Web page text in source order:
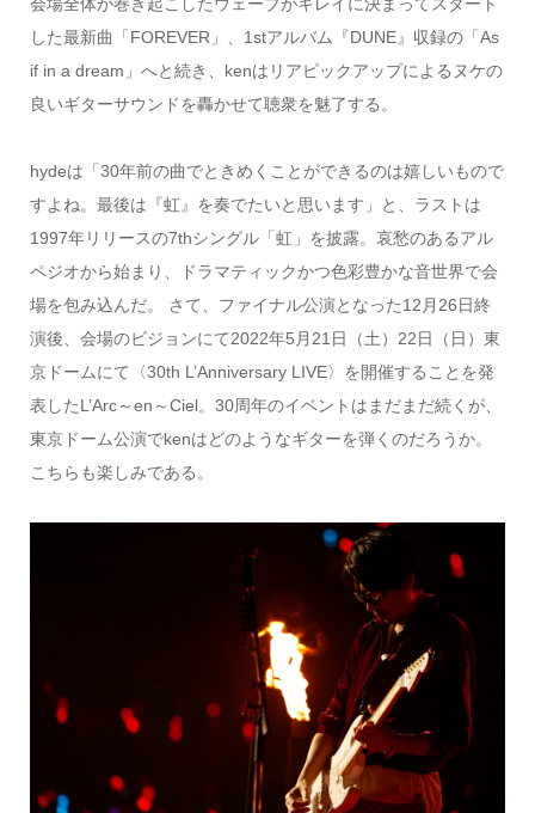
した最新曲「FOREVER」、1stアルバム『DUNE』収録の「As
if in a dream」へと続き、kenはリアピックアップによるヌケの
良いギターサウンドを轟かせて聴衆を魅了する。
hydeは「30年前の曲でときめくことができるのは嬉しいもので
すよね。最後は『虹』を奏でたいと思います」と、ラストは
1997年リリースの7thシングル「虹」を披露。哀愁のあるアル
ペジオから始まり、ドラマティックかつ色彩豊かな音世界で会
場を包み込んだ。 さて、ファイナル公演となった12月26日終
演後、会場のビジョンにて2022年5月21日（土）22日（日）東
京ドームにて〈30th L’Anniversary LIVE〉を開催することを発
表したL’Arc～en～Ciel。30周年のイベントはまだまだ続くが、
東京ドーム公演でkenはどのようなギターを弾くのだろうか。
こちらも楽しみである。